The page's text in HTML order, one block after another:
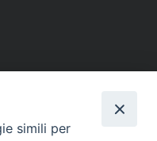
simili per